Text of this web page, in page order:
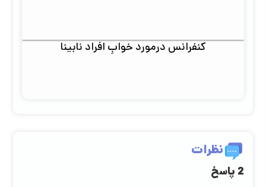
کنفرانس درمورد خوابِ افراد نابینا
نظرات
2 پاسخ